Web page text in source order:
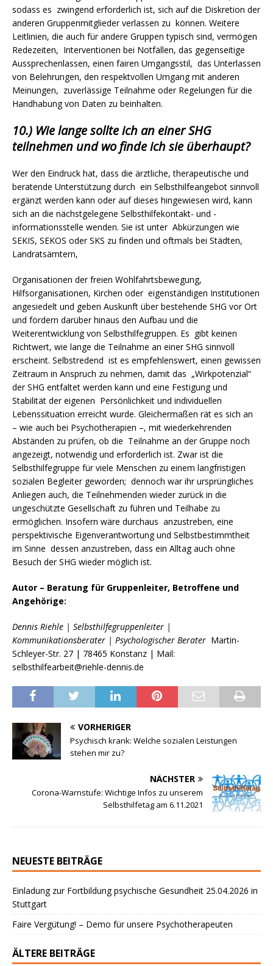
sodass es zwingend erforderlich ist, sich auf die Diskretion der
anderen Gruppenmitglieder verlassen zu können. Weitere
Leitlinien, die auch für andere Gruppen typisch sind, vermögen
Redezeiten, Interventionen bei Notfällen, das gegenseitige
Aussprechenlassen, einen fairen Umgangsstil, das Unterlassen
von Belehrungen, den respektvollen Umgang mit anderen
Meinungen, zuverlässige Teilnahme oder Regelungen für die
Handhabung von Daten zu beinhalten.
10.) Wie lange sollte ich an einer SHG
teilnehmen und wo finde ich sie überhaupt?
Wer den Eindruck hat, dass die ärztliche, therapeutische und
beratende Unterstützung durch ein Selbsthilfeangebot sinnvoll
ergänzt werden kann oder auf dieses hingewiesen wird, kann
sich an die nächstgelegene Selbsthilfekontakt- und -
informationsstelle wenden. Sie ist unter Abkürzungen wie
SEKIS, SEKOS oder SKS zu finden und oftmals bei Städten,
Landratsämtern,
Organisationen der freien Wohlfahrtsbewegung,
Hilfsorganisationen, Kirchen oder eigenständigen Institutionen
angesiedelt und geben Auskunft über bestehende SHG vor Ort
und fördern darüber hinaus den Aufbau und die
Weiterentwicklung von Selbsthilfegruppen. Es gibt keinen
Richtwert, wie lange die Teilnahme an einer SHG sinnvoll
erscheint. Selbstredend ist es empfehlenswert, einen gewissen
Zeitraum in Anspruch zu nehmen, damit das „Wirkpotenzial“
der SHG entfaltet werden kann und eine Festigung und
Stabilität der eigenen Persönlichkeit und individuellen
Lebenssituation erreicht wurde. Gleichermaßen rät es sich an
– wie auch bei Psychotherapien –, mit wiederkehrenden
Abständen zu prüfen, ob die Teilnahme an der Gruppe noch
angezeigt, notwendig und erforderlich ist. Zwar ist die
Selbsthilfegruppe für viele Menschen zu einem langfristigen
sozialen Begleiter geworden; dennoch war ihr ursprüngliches
Anliegen auch, die Teilnehmenden wieder zurück in die
ungeschützte Gesellschaft zu führen und Teilhabe zu
ermöglichen. Insofern wäre durchaus anzustreben, eine
perspektivische Eigenverantwortung und Selbstbestimmtheit
im Sinne dessen anzustreben, dass ein Alltag auch ohne
Besuch der SHG wieder möglich ist.
Autor – Beratung für Gruppenleiter, Betroffene und
Angehörige:
Dennis Riehle | Selbsthilfegruppenleiter |
Kommunikationsberater | Psychologischer Berater Martin-
Schleyer-Str. 27 | 78465 Konstanz | Mail:
selbsthilfearbeit@riehle-dennis.de
VORHERIGER
Psychisch krank: Welche sozialen Leistungen
stehen mir zu?
NÄCHSTER
Corona-Warnstufe: Wichtige Infos zu unserem
Selbsthilfetag am 6.11.2021
NEUESTE BEITRÄGE
Einladung zur Fortbildung psychische Gesundheit 25.04.2026 in
Stuttgart
Faire Vergütung! – Demo für unsere Psychotherapeuten
ÄLTERE BEITRÄGE